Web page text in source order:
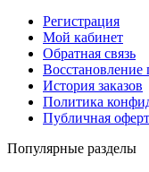
Регистрация
Мой кабинет
Обратная связь
Восстановление
История заказов
Политика
Публичная
Популярные разделы